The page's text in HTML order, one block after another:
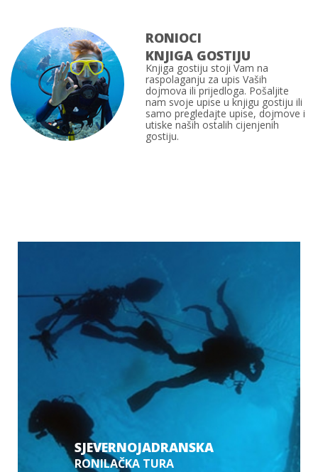
RONIOCI
KNJIGA GOSTIJU
Knjiga gostiju stoji Vam na
raspolaganju za upis Vaših
dojmova ili prijedloga. Pošaljite
nam svoje upise u knjigu gostiju ili
samo pregledajte upise, dojmove i
utiske naših ostalih cijenjenih
gostiju.
SJEVERNOJADRANSKA
RONILAČKA TURA